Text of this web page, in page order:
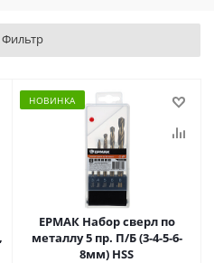
Фильтр
НОВИНКА
ЕРМАК Набор сверл по
металлу 5 пр. П/Б (3-4-5-6-
8мм) HSS